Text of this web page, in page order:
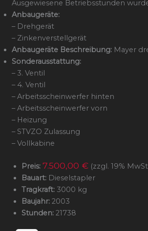
Ausgewiesene Betriebsstunden
Anbaugeräte:
– Drehgerät
– Zinkenverstellgerät
Anbaugeräte Beschreibung:Mayer
Sonderausstattung:
– 3. Ventil
– 4. Ventil
– Arbeitsscheinwerfer hinten
– Arbeitsscheinwerfer vorn
– Heizung
– STVZO Zulassung
– Vollkabine
Preis: 7.500,00 €(zzgl. 19%
Bauart:Dieselstapler
Tragkraft:3000 kg
Baujahr:2003
Stunden:21738